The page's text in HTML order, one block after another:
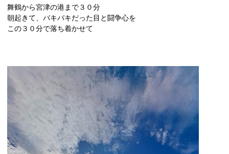
舞鶴から宮津の港まで３０分
朝起きて、バキバキだった目と闘争心を
この３０分で落ち着かせて